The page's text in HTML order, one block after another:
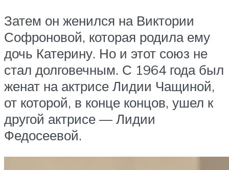
Затем он женился на Виктории
Софроновой, которая родила ему
дочь Катерину. Но и этот союз не
стал долговечным. С 1964 года был
женат на актрисе Лидии Чащиной,
от которой, в конце концов, ушел к
другой актрисе — Лидии
Федосеевой.